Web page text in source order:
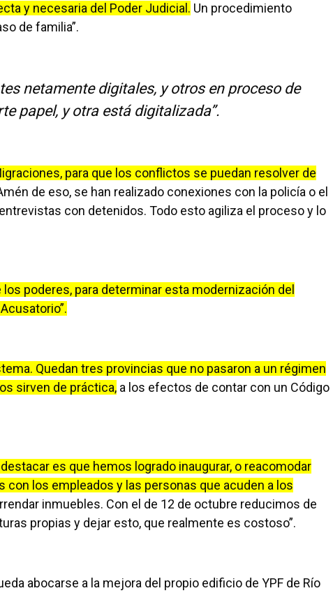
y necesaria del Poder Judicial. Un procedimiento
de familia”.
netamente digitales, y otros en proceso de
papel, y otra está digitalizada”.
para que los conflictos se puedan resolver de
de eso, se han realizado conexiones con la policía o el
con detenidos. Todo esto agiliza el proceso y lo
poderes, para determinar esta modernización del
Quedan tres provincias que no pasaron a un régimen
sirven de práctica, a los efectos de contar con un Código
es que hemos logrado inaugurar, o reacomodar
los empleados y las personas que acuden a los
inmuebles. Con el de 12 de octubre reducimos de
propias y dejar esto, que realmente es costoso”.
abocarse a la mejora del propio edificio de YPF de Río